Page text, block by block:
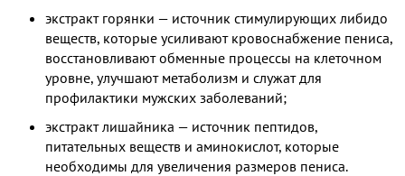
экстракт горянки — источник стимулирующих либидо
веществ, которые усиливают кровоснабжение пениса,
восстановливают обменные процессы на клеточном
уровне, улучшают метаболизм и служат для
профилактики мужских заболеваний;
экстракт лишайника — источник пептидов,
питательных веществ и аминокислот, которые
необходимы для увеличения размеров пениса.